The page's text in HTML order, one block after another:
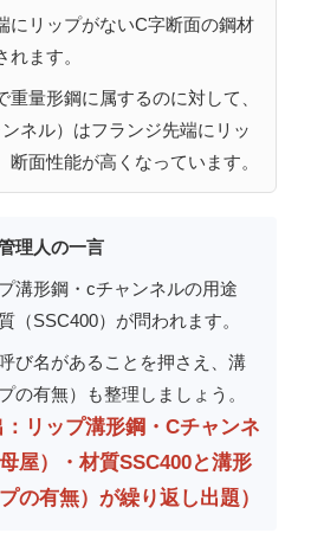
にリップがないC字断面の鋼材
ます。
量形鋼に属するのに対して、
ネル）はフランジ先端にリッ
面性能が高くなっています。
理人の一言
溝形鋼・cチャンネルの用途
（SSC400）が問われます。
び名があることを押さえ、溝
の有無）も整理しましょう。
：リップ溝形鋼・Cチャンネ
屋）・材質SSC400と溝形
の有無）が繰り返し出題）